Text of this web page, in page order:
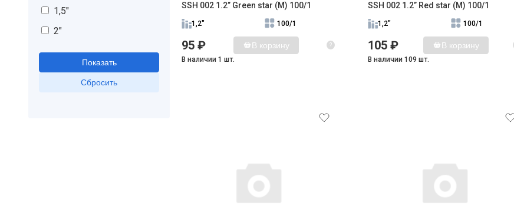
1,5"
2"
SSH 002 1.2” Green star (M) 100/1
1,2" 100/1
95 ₽ В корзину ?
В наличии 1 шт.
SSH 002 1.2” Red star (M) 100/1
1,2" 100/1
105 ₽ В корзину
В наличии 109 шт.